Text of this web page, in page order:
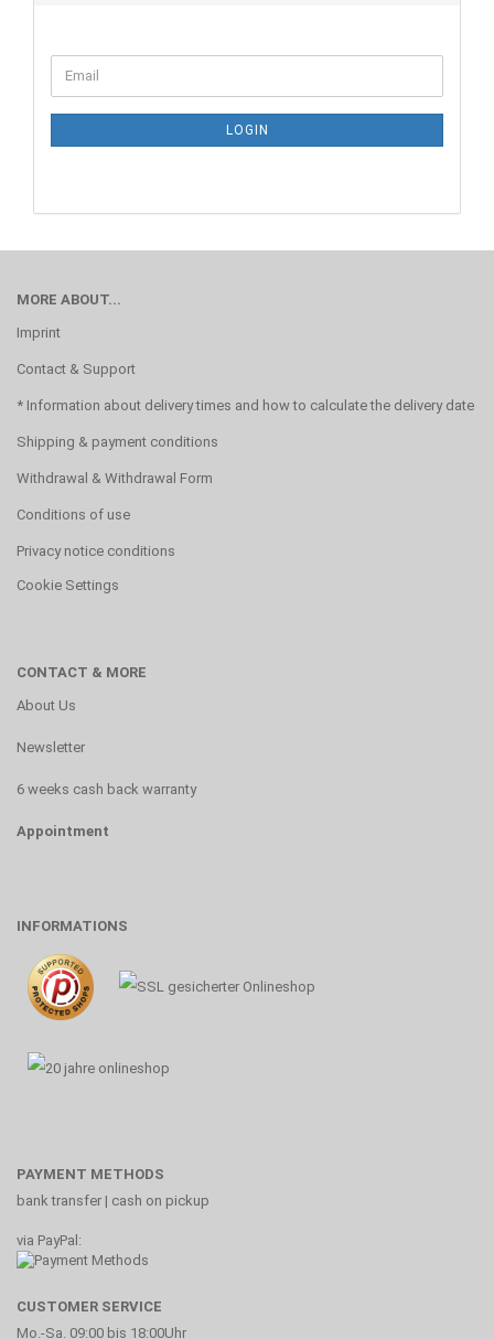
TO
NEWSLETTER
Email
LOGIN
MORE ABOUT...
Imprint
Contact & Support
* Information about delivery times and how to calculate the delivery date
Shipping & payment conditions
Withdrawal & Withdrawal Form
Conditions of use
Privacy notice conditions
Cookie Settings
CONTACT & MORE
About Us
Newsletter
6 weeks cash back warranty
Appointment
INFORMATIONS
PAYMENT METHODS
bank transfer | cash on pickup
via PayPal:
CUSTOMER SERVICE
Mo.-Sa. 09:00 bis 18:00Uhr